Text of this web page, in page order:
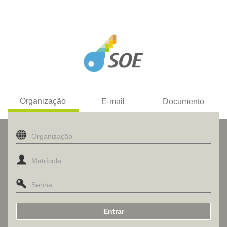
Organização E-mail Documento